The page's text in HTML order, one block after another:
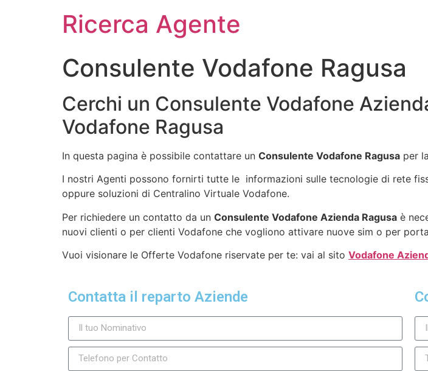
Ricerca Agente
Consulente Vodafone Ragusa
Cerchi un Consulente Vodafone
Vodafone Ragusa
In questa pagina è possibile contattare un Consulente Vodafone Ragusa per
I nostri Agenti possono fornirti tutte le informazioni sulle tecnologie di rete
oppure soluzioni di Centralino Virtuale Vodafone.
Per richiedere un contatto da un Consulente Vodafone Azienda Ragusa è
nuovi clienti o per clienti Vodafone che vogliono attivare nuove sim o per
Vuoi visionare le Offerte Vodafone riservate per te: vai al sito Vodafone
Contatta il reparto Aziende